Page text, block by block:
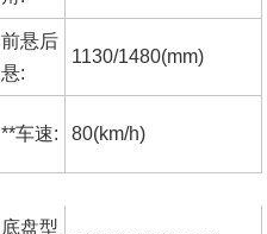
前悬后
悬:
1130/1480(mm)
**车速: 80(km/h)
底盘型